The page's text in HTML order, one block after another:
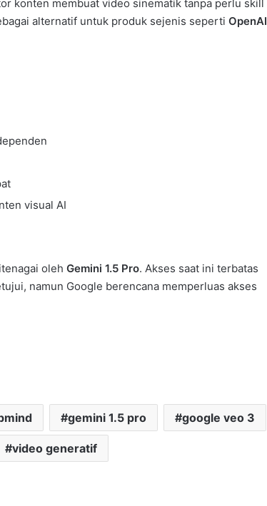
konten membuat video sinematik tanpa perlu skill
alternatif untuk produk sejenis seperti OpenAI
visual AI
oleh Gemini 1.5 Pro. Akses saat ini terbatas
namun Google berencana memperluas akses
gemini 1.5 pro google veo 3
video generatif